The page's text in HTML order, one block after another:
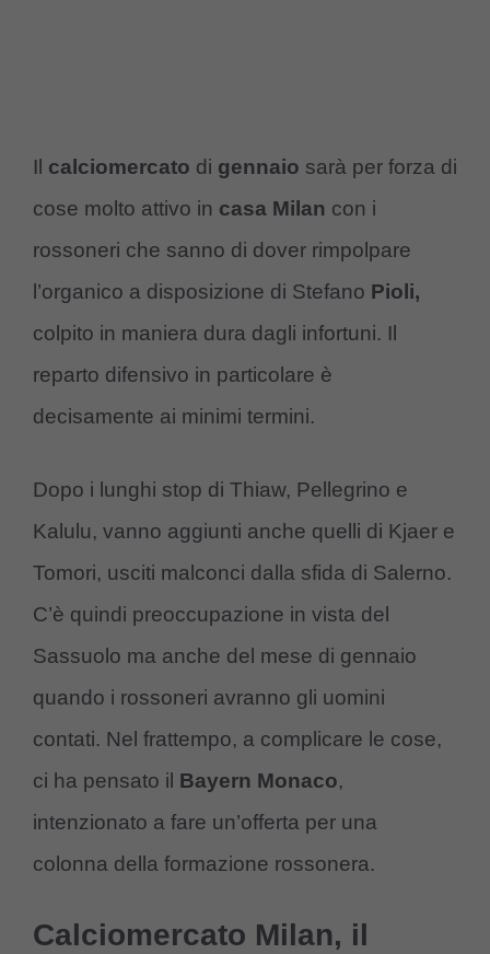
Il calciomercato di gennaio sarà per forza di
cose molto attivo in casa Milan con i
rossoneri che sanno di dover rimpolpare
l’organico a disposizione di Stefano Pioli,
colpito in maniera dura dagli infortuni. Il
reparto difensivo in particolare è
decisamente ai minimi termini.
Dopo i lunghi stop di Thiaw, Pellegrino e
Kalulu, vanno aggiunti anche quelli di Kjaer e
Tomori, usciti malconci dalla sfida di Salerno.
C’è quindi preoccupazione in vista del
Sassuolo ma anche del mese di gennaio
quando i rossoneri avranno gli uomini
contati. Nel frattempo, a complicare le cose,
ci ha pensato il Bayern Monaco,
intenzionato a fare un’offerta per una
colonna della formazione rossonera.
Calciomercato Milan, il